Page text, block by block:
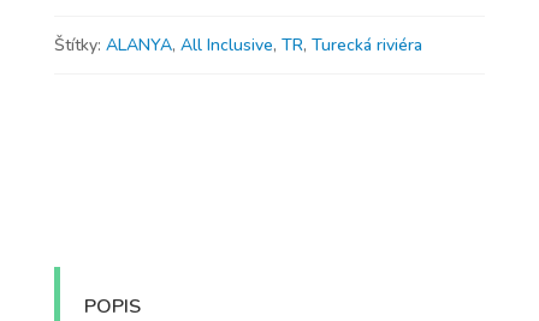
Štítky: ALANYA, All Inclusive, TR, Turecká riviéra
POPIS